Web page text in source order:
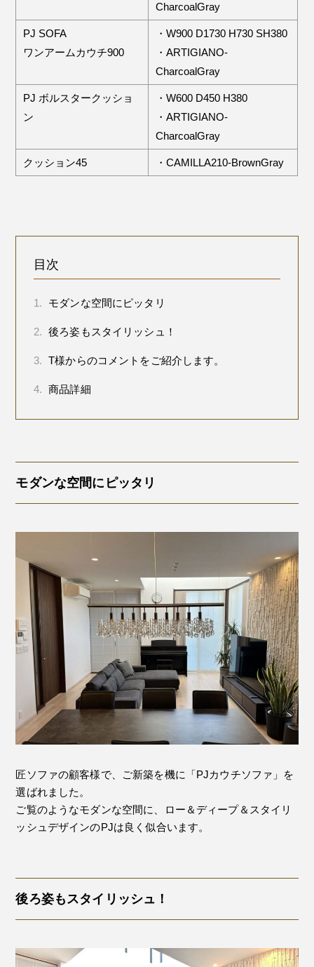
CharcoalGray
PJ SOFA
ワンアームカウチ900
・W900 D1730 H730 SH380
・ARTIGIANO-
CharcoalGray
PJ ボルスタークッショ
ン
・W600 D450 H380
・ARTIGIANO-
CharcoalGray
クッション45 ・CAMILLA210-BrownGray
目次
1. モダンな空間にピッタリ
2. 後ろ姿もスタイリッシュ！
3. T様からのコメントをご紹介します。
4. 商品詳細
モダンな空間にピッタリ
匠ソファの顧客様で、ご新築を機に「PJカウチソファ」を
選ばれました。
ご覧のようなモダンな空間に、ロー＆ディープ＆スタイリ
ッシュデザインのPJは良く似合います。
後ろ姿もスタイリッシュ！